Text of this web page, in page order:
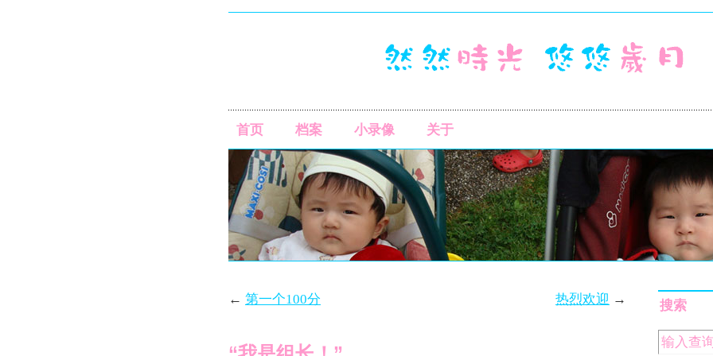
首页 档案 小录像 关于
← 第一个100分 热烈欢迎 → 搜索